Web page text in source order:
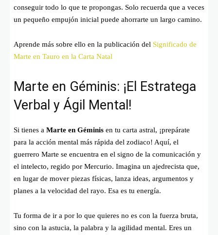
conseguir todo lo que te propongas. Solo recuerda que a veces
un pequeño empujón inicial puede ahorrarte un largo camino.
Aprende más sobre ello en la publicación del Significado de
Marte en Tauro en la Carta Natal
Marte en Géminis: ¡El Estratega
Verbal y Ágil Mental!
Si tienes a Marte en Géminis en tu carta astral, ¡prepárate
para la acción mental más rápida del zodiaco! Aquí, el
guerrero Marte se encuentra en el signo de la comunicación y
el intelecto, regido por Mercurio. Imagina un ajedrecista que,
en lugar de mover piezas físicas, lanza ideas, argumentos y
planes a la velocidad del rayo. Esa es tu energía.
Tu forma de ir a por lo que quieres no es con la fuerza bruta,
sino con la astucia, la palabra y la agilidad mental. Eres un